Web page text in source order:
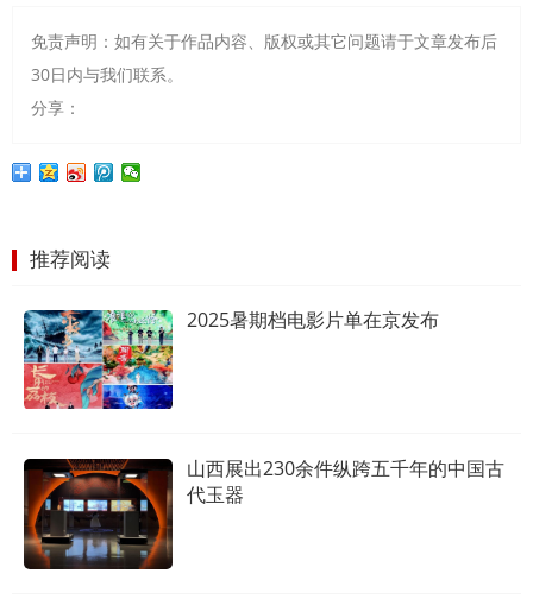
免责声明：如有关于作品内容、版权或其它问题请于文章发布后
30日内与我们联系。
分享：
推荐阅读
2025暑期档电影片单在京发布
山西展出230余件纵跨五千年的中国古
代玉器